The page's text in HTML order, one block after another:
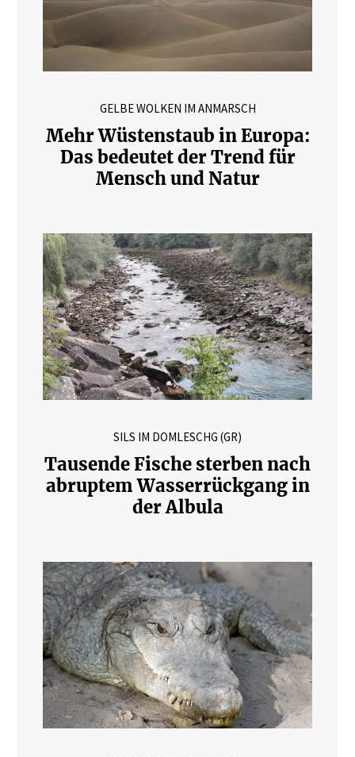
GELBE WOLKEN IM ANMARSCH
Mehr Wüstenstaub in Europa:
Das bedeutet der Trend für
Mensch und Natur
SILS IM DOMLESCHG (GR)
Tausende Fische sterben nach
abruptem Wasserrückgang in
der Albula